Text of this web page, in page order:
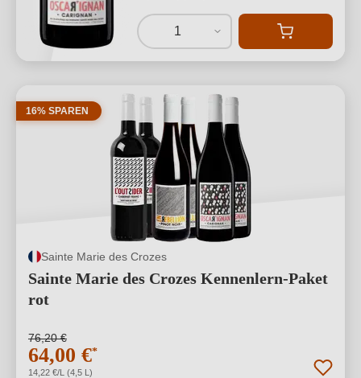
1
16% SPAREN
Sainte Marie des Crozes
Sainte Marie des Crozes Kennenlern-Paket
rot
76,20 €
64,00 €*
14,22 €/L (4,5 L)